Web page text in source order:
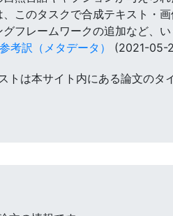
、このタスクで合成テキスト・
グフレームワークの追加など、い
参考訳（メタデータ） (2021-05-
トは本サイト内にある論文のタ